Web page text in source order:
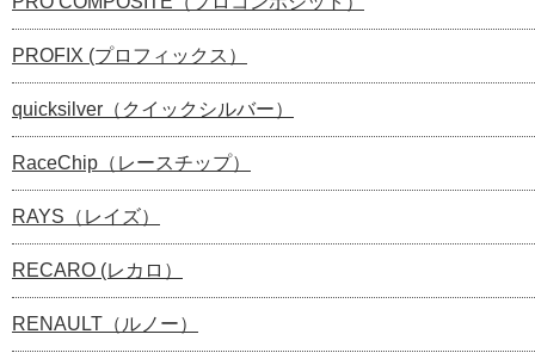
PROFIX (プロフィックス）
quicksilver（クイックシルバー）
RaceChip（レースチップ）
RAYS（レイズ）
RECARO (レカロ）
RENAULT（ルノー）